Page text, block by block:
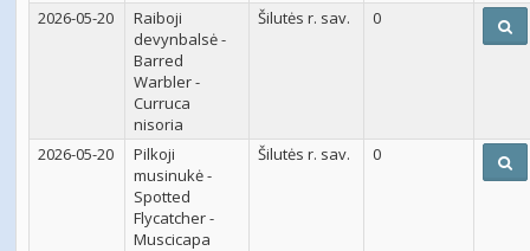
2026-05-20
Raiboji
devynbalsė -
Barred
Warbler -
Curruca
nisoria
Šilutės r. sav. 0
2026-05-20
Pilkoji
musinukė -
Spotted
Flycatcher -
Muscicapa
Šilutės r. sav. 0